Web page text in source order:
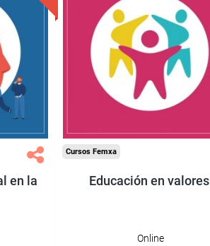
en la
Descuentos especiales
Sin requisitos de acceso
Diploma
Compra segura
Cursos Femxa
Educación en valores
Online